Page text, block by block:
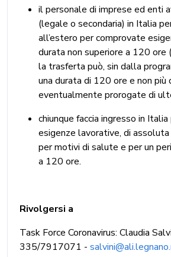
il personale di imprese ed enti
(legale o secondaria) in Italia
all’estero per comprovate
durata non superiore a 120 ore
la trasferta può, sin dalla
una durata di 120 ore e non più
eventualmente prorogate di
chiunque faccia ingresso in
esigenze lavorative, di
per motivi di salute e per un
a 120 ore.
Rivolgersi a
Task Force Coronavirus: Claudia
335/7917071 -